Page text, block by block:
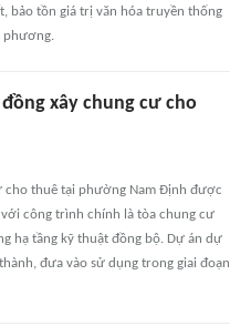
bảo tồn giá trị văn hóa truyền thống
phương.
xây chung cư cho
cho thuê tại phường Nam Định được
công trình chính là tòa chung cư
hạ tầng kỹ thuật đồng bộ. Dự án dự
đưa vào sử dụng trong giai đoạn